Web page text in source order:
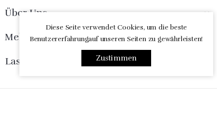
Über Uns 
Melde Dich Jetzt An 
Lass Uns Freunde Sein
Diese Seite verwendet Cookies, um die beste
Benutzererfahrungauf unseren Seiten zu gewährleisten!
Zustimmen